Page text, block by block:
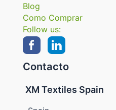
Blog
Como Comprar
Follow us:
Contacto
XM Textiles Spain